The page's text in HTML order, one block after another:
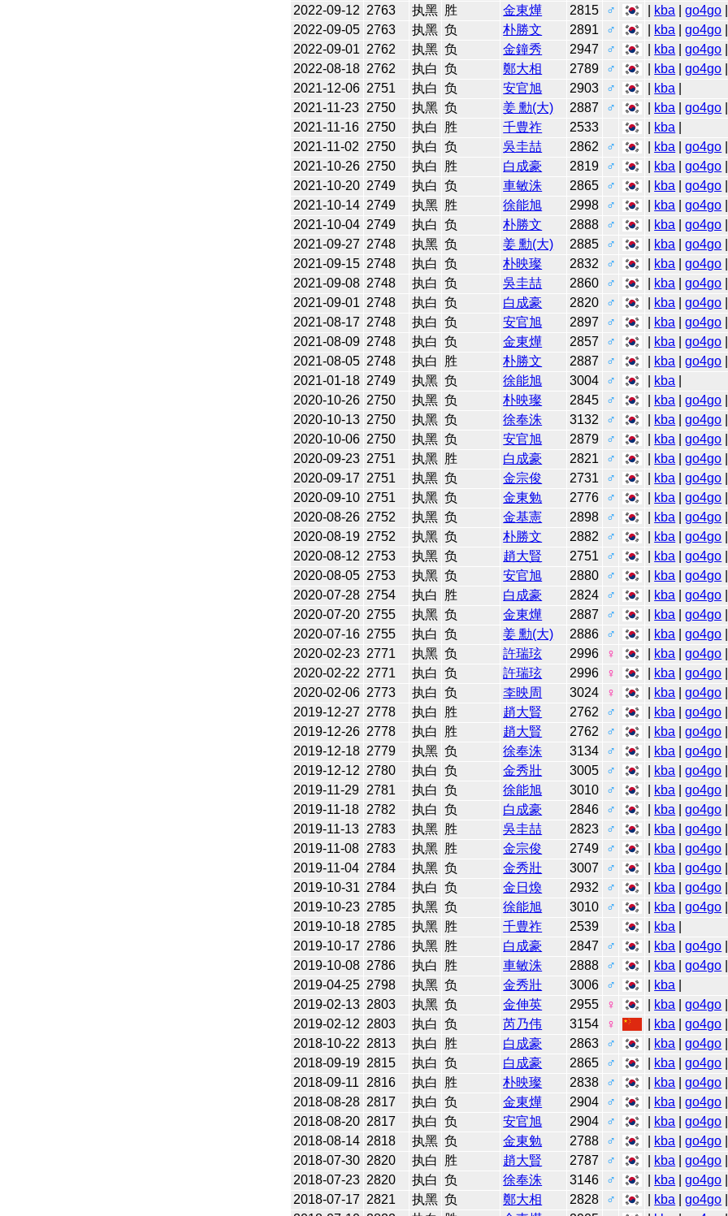
2022-09-12 2763 执黑 胜 金東燁 2815 ♂ kba |go4go
2022-09-05 2763 执黑 负 朴勝文 2891 ♂ kba |go4go
2022-09-01 2762 执黑 负 金鐘秀 2947 ♂ kba |go4go
2022-08-18 2762 执白 负 鄭大相 2789 ♂ kba |go4go
2021-12-06 2751 执白 负 安官旭 2903 ♂ kba
2021-11-23 2750 执黑 负 姜 勳(大) 2887 ♂ kba |go4go
2021-11-16 2750 执白 胜 千豊祚 2533 kba
2021-11-02
2750 执白 负 吳圭喆 2862 ♂ kba |go4go
2021-10-26 2750 执白 胜 白成豪 2819 ♂ kba |go4go
2021-10-20 2749 执白 负 車敏洙 2865 ♂ kba |go4go
2021-10-14 2749 执黑 胜 徐能旭 2998 ♂ kba |go4go
2021-10-04 2749 执白 负 朴勝文 2888 ♂ kba |go4go
2021-09-27 2748 执黑 负 姜 勳(大) 2885 ♂ kba |go4go
2021-09-15 2748 执白 负 朴映璨 2832 ♂ kba |go4go
2021-09-08 2748 执白 负 吳圭喆 2860 ♂ kba |go4go
2021-09-01 2748 执白 负 白成豪 2820 ♂ kba |go4go
2021-08-17 2748 执白 负 安官旭 2897 ♂ kba |go4go
2021-08-09 2748 执白 负 金東燁 2857 ♂ kba |go4go
2021-08-05 2748 执白 胜 朴勝文 2887 ♂ kba |go4go
2021-01-18 2749 执黑 负 徐能旭 3004 ♂ kba
2020-10-26 2750 执黑 负 朴映璨 2845 ♂ kba |go4go
2020-10-13 2750 执黑 负 徐奉洙 3132 ♂ kba |go4go
2020-10-06 2750 执黑 负 安官旭 2879 ♂ kba |go4go
2020-09-23 2751 执黑 胜 白成豪 2821 ♂ kba |go4go
2020-09-17 2751 执黑 负 金宗俊 2731 ♂ kba |go4go
2020-09-10 2751 执黑 负 金東勉 2776 ♂ kba |go4go
2020-08-26 2752 执黑 负 金基憲 2898 ♂ kba |go4go
2020-08-19 2752 执黑 负 朴勝文 2882 ♂ kba |go4go
2020-08-12 2753 执黑 负 趙大賢 2751 ♂ kba |go4go
2020-08-05 2753 执黑 负 安官旭 2880 ♂ kba |go4go
2020-07-28 2754 执白 胜 白成豪 2824 ♂ kba |go4go
2020-07-20 2755 执黑 负 金東燁 2887 ♂ kba |go4go
2020-07-16 2755 执白 负 姜 勳(大) 2886 ♂ kba |go4go
2020-02-23 2771 执黑 负 許瑞玹 2996 ♀ kba |go4go
2020-02-22 2771 执白 负 許瑞玹 2996 ♀ kba |go4go
2020-02-06 2773 执白 负 李映周 3024 ♀ kba |go4go
2019-12-27 2778 执白 胜 趙大賢 2762 ♂ kba |go4go
2019-12-26 2778 执白 胜 趙大賢 2762 ♂ kba |go4go
2019-12-18 2779 执黑 负 徐奉洙 3134 ♂ kba |go4go
2019-12-12 2780 执白 负 金秀壯 3005 ♂ kba |go4go
2019-11-29 2781 执白 负 徐能旭 3010 ♂ kba |go4go
2019-11-18 2782 执白 负 白成豪 2846 ♂ kba |go4go
2019-11-13 2783 执黑 胜 吳圭喆 2823 ♂ kba |go4go
2019-11-08 2783 执黑 胜 金宗俊 2749 ♂ kba |go4go
2019-11-04 2784 执黑 负 金秀壯 3007 ♂ kba |go4go
2019-10-31 2784 执白 负 金日煥 2932 ♂ kba |go4go
2019-10-23 2785 执黑 负 徐能旭 3010 ♂ kba |go4go
2019-10-18 2785 执黑 胜 千豊祚 2539 kba
2019-10-17 2786 执黑 胜 白成豪 2847 ♂ kba |go4go
2019-10-08 2786 执白 胜 車敏洙 2888 ♂ kba |go4go
2019-04-25 2798 执黑 负 金秀壯 3006 ♂ kba
2019-02-13 2803 执黑 负 金伸英 2955 ♀ kba |go4go
2019-02-12 2803 执白 负 芮乃伟 3154 ♀ kba |go4go
2018-10-22 2813 执白 胜 白成豪 2863 ♂ kba |go4go
2018-09-19 2815 执白 负 白成豪 2865 ♂ kba |go4go
2018-09-11
2816 执白 胜 朴映璨 2838 ♂ kba |go4go
2018-08-28 2817 执白 负 金東燁 2904 ♂ kba |go4go
2018-08-20 2817 执白 负 安官旭 2904 ♂ kba |go4go
2018-08-14 2818 执黑 负 金東勉 2788 ♂ kba |go4go
2018-07-30 2820 执白 胜 趙大賢 2787 ♂ kba |go4go
2018-07-23 2820 执白 负 徐奉洙 3146 ♂ kba |go4go
2018-07-17 2821 执黑 负 鄭大相 2828 ♂ kba |go4go